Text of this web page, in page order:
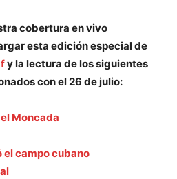
cobertura en vivo
esta edición especial de
y la lectura de los siguientes
con el 26 de julio:
Moncada
el campo cubano